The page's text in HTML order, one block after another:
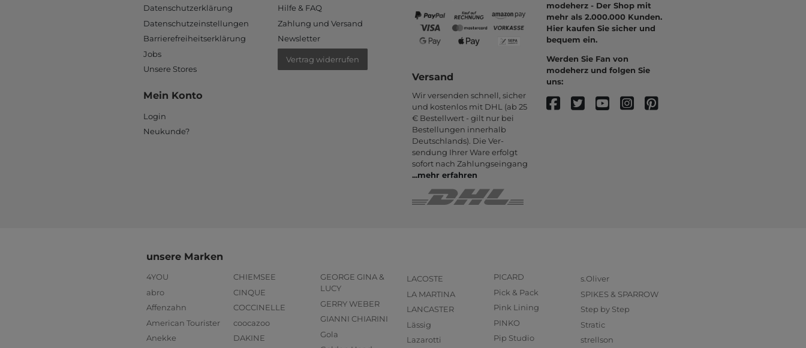
Datenschutzerklärung
Datenschutzeinstellungen
Barrierefreiheitserklärung
Jobs
Unsere Stores
Mein Konto
Login
Neukunde?
Hilfe & FAQ
Zahlung und Versand
Newsletter
Vertrag widerrufen
Versand
Wir versenden schnell, sicher
und kostenlos mit DHL (ab 25
€ Bestell­wert - gilt nur bei
Bestel­lungen inner­halb
Deutsch­lands). Die Ver­
sendung Ihrer Ware er­folgt
sofort nach Zahlungs­eingang
...mehr erfahren
modeherz - Der Shop mit
mehr als 2.000.000 Kunden.
Hier kaufen Sie sicher und
bequem ein.
Werden Sie Fan von
modeherz und folgen Sie
uns:
unsere Marken
4YOU
abro
Affenzahn
American Tourister
Anekke
CHIEMSEE
CINQUE
COCCINELLE
coocazoo
DAKINE
GEORGE GINA &
LUCY
GERRY WEBER
GIANNI CHIARINI
Gola
LACOSTE
LA MARTINA
LANCASTER
Lässig
Lazarotti
PICARD
Pick & Pack
Pink Lining
PINKO
Pip Studio
s.Oliver
SPIKES & SPARROW
Step by Step
Stratic
strellson